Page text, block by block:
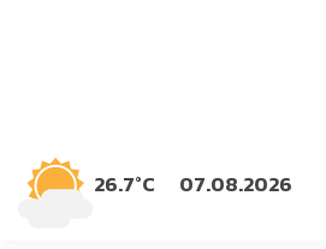
26.7°C 07.08.2026